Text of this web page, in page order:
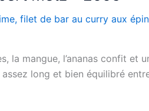
, filet de bar au curry aux
mangue, l’ananas confit et
long et bien équilibré